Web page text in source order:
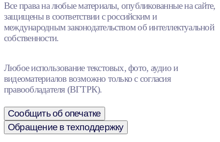
Все права на любые материалы, опубликованные на сайте,
защищены в соответствии с российским и
международным законодательством об интеллектуальной
собственности.
Любое использование текстовых, фото, аудио и
видеоматериалов возможно только с согласия
правообладателя (ВГТРК).
Сообщить об опечатке
Обращение в техподдержку